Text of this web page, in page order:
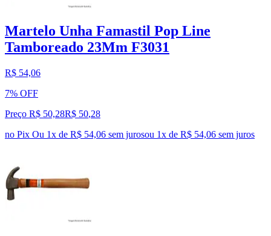
Martelo Unha Famastil Pop Line
Tamboreado 23Mm F3031
R$ 54,06
7% OFF
Preço R$ 50,28R$ 50,28
no Pix Ou 1x de R$ 54,06 sem jurosou 1x de R$ 54,06 sem juros